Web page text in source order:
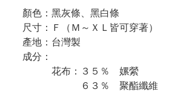
顏色：黑灰條、黑白條
尺寸：Ｆ（Ｍ～ＸＬ皆可穿著）
產地：台灣製
成分：
花布：３５％ 嫘縈
６３％ 聚酯纖維